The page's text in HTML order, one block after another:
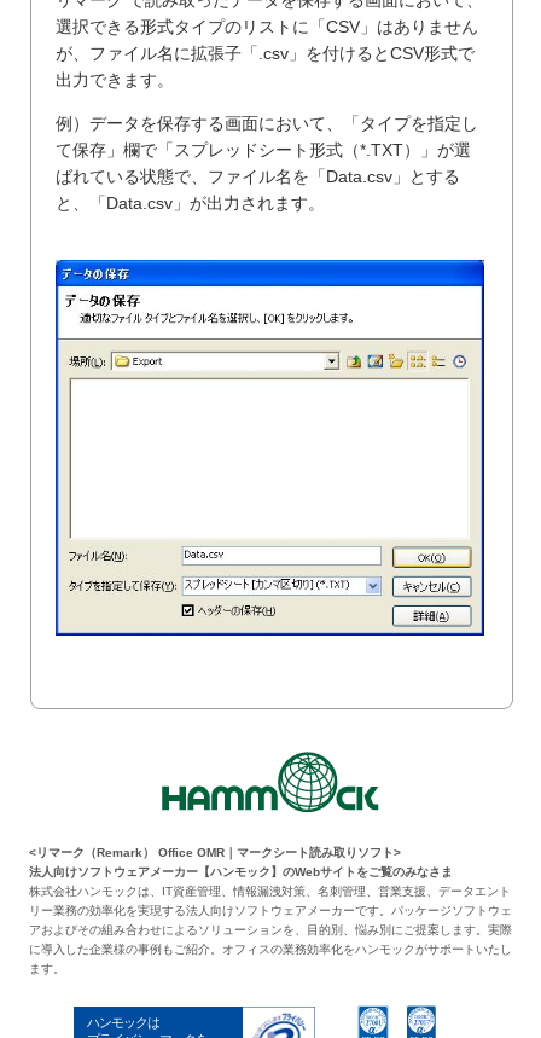
選択できる形式タイプのリストに「CSV」はありません
が、ファイル名に拡張子「.csv」を付けるとCSV形式で
出力できます。
例）データを保存する画面において、「タイプを指定し
て保存」欄で「スプレッドシート形式（*.TXT）」が選
ばれている状態で、ファイル名を「Data.csv」とする
と、「Data.csv」が出力されます。
<リマーク（Remark） Office OMR｜マークシート読み取りソフト>
法人向けソフトウェアメーカー【ハンモック】のWebサイトをご覧のみなさま
株式会社ハンモックは、IT資産管理、情報漏洩対策、名刺管理、営業支援、データエント
リー業務の効率化を実現する法人向けソフトウェアメーカーです。パッケージソフトウェ
アおよびその組み合わせによるソリューションを、目的別、悩み別にご提案します。実際
に導入した企業様の事例もご紹介。オフィスの業務効率化をハンモックがサポートいたし
ます。